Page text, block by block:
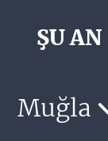
ŞU AN
Muğla